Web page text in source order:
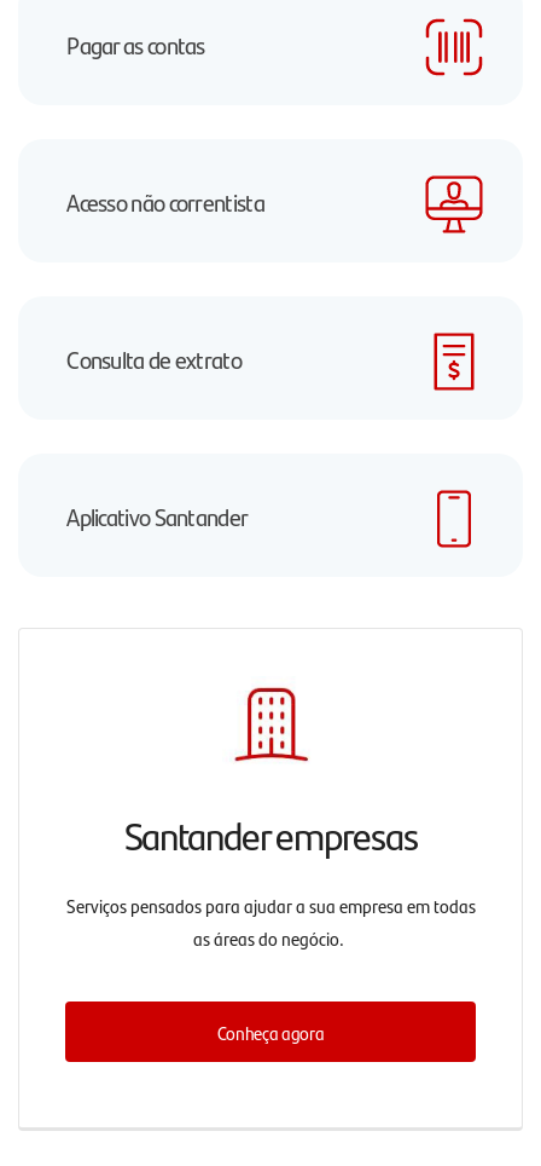
Pagar as contas
Acesso não correntista
Consulta de extrato
Aplicativo Santander
Santander empresas
Serviços pensados para ajudar a sua empresa em todas
as áreas do negócio.
Conheça agora